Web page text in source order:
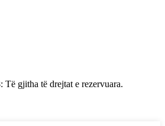
gjitha të drejtat e rezervuara.